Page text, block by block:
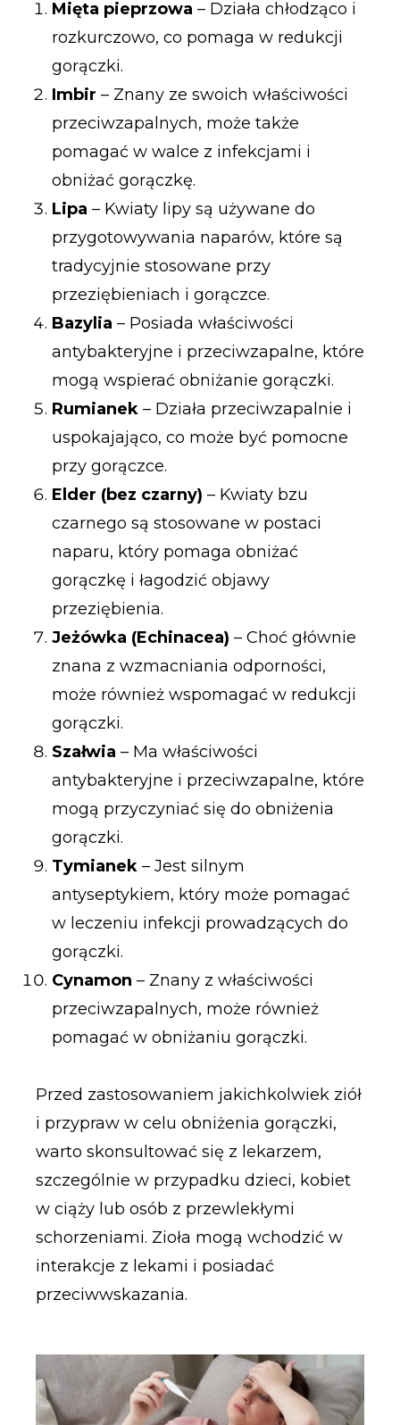
Mięta pieprzowa – Działa chłodząco i
rozkurczowo, co pomaga w redukcji
gorączki.
Imbir – Znany ze swoich właściwości
przeciwzapalnych, może także
pomagać w walce z infekcjami i
obniżać gorączkę.
Lipa – Kwiaty lipy są używane do
przygotowywania naparów, które są
tradycyjnie stosowane przy
przeziębieniach i gorączce.
Bazylia – Posiada właściwości
antybakteryjne i przeciwzapalne, które
mogą wspierać obniżanie gorączki.
Rumianek– Działa przeciwzapalnie i
uspokajająco, co może być pomocne
przy gorączce.
Elder (bez czarny) – Kwiaty bzu
czarnego są stosowane w postaci
naparu, który pomaga obniżać
gorączkę i łagodzić objawy
przeziębienia.
Jeżówka (Echinacea) – Choć głównie
znana z wzmacniania odporności,
może również wspomagać w redukcji
gorączki.
Szałwia – Ma właściwości
antybakteryjne i przeciwzapalne, które
mogą przyczyniać się do obniżenia
gorączki.
Tymianek– Jest silnym
antyseptykiem, który może pomagać
w leczeniu infekcji prowadzących do
gorączki.
Cynamon – Znany z właściwości
przeciwzapalnych, może również
pomagać w obniżaniu gorączki.
Przed zastosowaniem jakichkolwiek ziół
i przypraw w celu obniżenia gorączki,
warto skonsultować się z lekarzem,
szczególnie w przypadku dzieci, kobiet
w ciąży lub osób z przewlekłymi
schorzeniami. Zioła mogą wchodzić w
interakcje z lekami i posiadać
przeciwwskazania.